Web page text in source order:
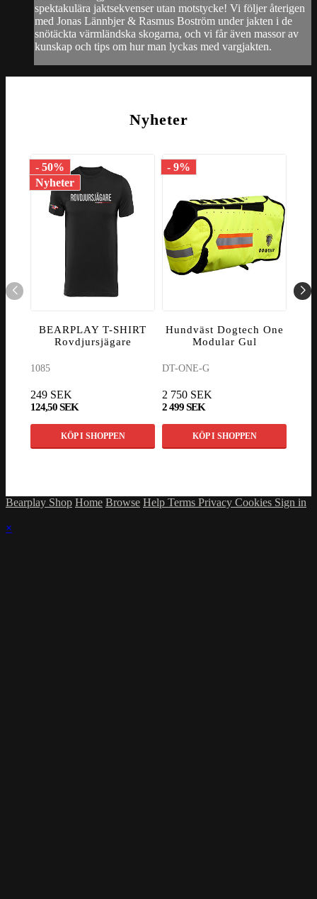
spektakulära jaktsekvenser utan motstycke! Vi följer återigen
med Jonas Lännbjer & Rasmus Boström under jakten i de
snötäckta värmländska skogarna, och vi får även massor av
kunskap och tips om hur man lyckas med vargjakten.
Nyheter
- 50%
Nyheter
BEARPLAY T-SHIRT
Rovdjursjägare
1085
249 SEK
124,50 SEK
KÖP I SHOPPEN
- 9%
Hundväst Dogtech One
Modular Gul
DT-ONE-G
2 750 SEK
2 499 SEK
KÖP I SHOPPEN
Bearplay Shop Home Browse Help Terms Privacy Cookies Sign in
×